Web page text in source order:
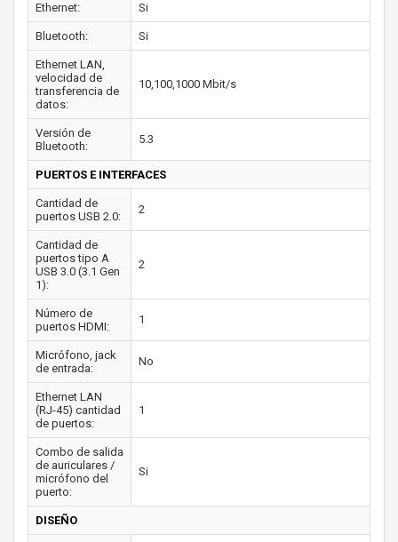
Ethernet: Si
Bluetooth: Si
Ethernet LAN,
velocidad de
transferencia de
datos:
10,100,1000 Mbit/s
Versión de
Bluetooth:
5.3
PUERTOS E INTERFACES
Cantidad de
puertos USB 2.0:
2
Cantidad de
puertos tipo A
USB 3.0 (3.1 Gen
1):
2
Número de
puertos HDMI:
1
Micrófono, jack
de entrada:
No
Ethernet LAN
(RJ-45) cantidad
de puertos:
1
Combo de salida
de auriculares /
micrófono del
puerto:
Si
DISEÑO